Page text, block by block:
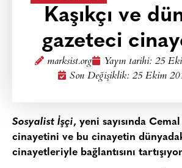
Kaşıkçı ve
gazeteci
marksist.org Yayın tarihi: 25
Son Değişiklik: 25 Ekim
Sosyalist İşçi, yeni sayısında Cemal
cinayetini ve bu cinayetin
cinayetleriyle bağlantısını